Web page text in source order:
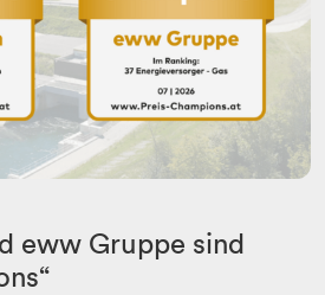
eww Gruppe sind